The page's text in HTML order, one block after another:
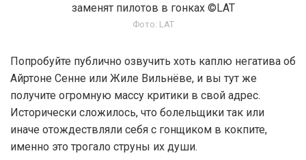
Фото: LAT
Попробуйте публично озвучить хоть каплю негатива об
Айртоне Сенне или Жиле Вильнёве, и вы тут же
получите огромную массу критики в свой адрес.
Исторически сложилось, что болельщики так или
иначе отождествляли себя с гонщиком в кокпите,
именно это трогало струны их души.